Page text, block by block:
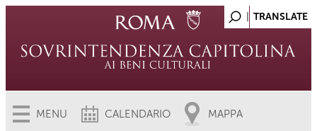
MENU CALENDARIO MAPPA